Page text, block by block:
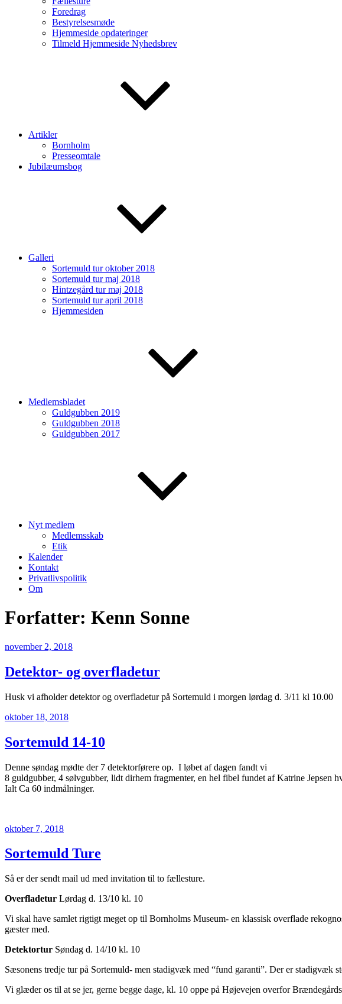
Foredrag
Bestyrelsesmøde
Hjemmeside opdateringer
Tilmeld Hjemmeside Nyhedsbrev
Artikler
Bornholm
Presseomtale
Jubilæumsbog
Galleri
Sortemuld tur oktober 2018
Sortemuld tur maj 2018
Hintzegård tur maj 2018
Sortemuld tur april 2018
Hjemmesiden
Medlemsbladet
Guldgubben 2019
Guldgubben 2018
Guldgubben 2017
Nyt medlem
Medlemsskab
Etik
Kalender
Kontakt
Privatlivspolitik
Om
Forfatter: Kenn Sonne
Udgivet
november 2, 2018
Detektor- og overfladetur
Husk vi afholder detektor og overfladetur på Sortemuld i morgen lørdag d. 3/11 kl 10.00
Udgivet
oktober 18, 2018
Sortemuld 14-10
Denne søndag mødte der 7 detektorførere op. I løbet af dagen fandt vi
8 guldgubber, 4 sølvgubber, lidt dirhem fragmenter, en hel fibel fundet af Katrine Jepsen
Ialt Ca 60 indmålninger.
Udgivet
oktober 7, 2018
Sortemuld Ture
Så er der sendt mail ud med invitation til to fællesture.
Overfladetur Lørdag d. 13/10 kl. 10
Vi skal have samlet rigtigt meget op til Bornholms Museum- en klassisk overflade
gæster med.
Detektortur Søndag d. 14/10 kl. 10
Sæsonens tredje tur på Sortemuld- men stadigvæk med “fund garanti”. Der er stadigvæk
Vi glæder os til at se jer, gerne begge dage, kl. 10 oppe på Højevejen overfor